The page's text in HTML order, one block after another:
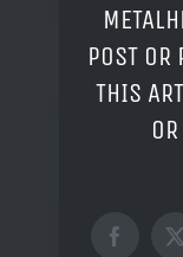
POST
THIS
X